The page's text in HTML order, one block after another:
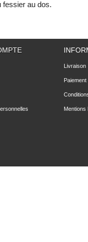
fessier au dos.
Livraison
Mentions